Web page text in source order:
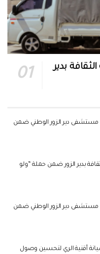
الثقافة بدير
في مستشفى دير الزور الوطني ضمن
الثقافة بدير الزور ضمن حملة “ولو
في مستشفى دير الزور الوطني ضمن
صيانة أقنية الري لتحسين وصول